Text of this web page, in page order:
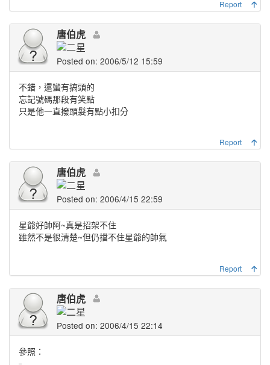
Report
唐伯虎
Posted on: 2006/5/12 15:59
不錯，還蠻有搞頭的
忘記號碼那段有笑點
只是他一直撥頭髮有點小扣分
Report
唐伯虎
Posted on: 2006/4/15 22:59
星爺好帥阿~真是招架不住
雖然不是很清楚~但仍擋不住星爺的帥氣
Report
唐伯虎
Posted on: 2006/4/15 22:14
參照：